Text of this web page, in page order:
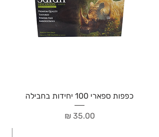
כפפות ספארי 100 יחידות בחבילה
מחיר‏35.00 ‏₪